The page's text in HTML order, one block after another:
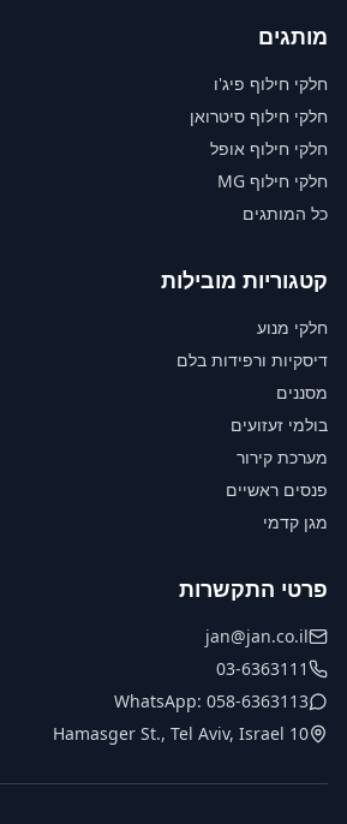
מותגים
חלקי חילוף פיג'ו
חלקי חילוף סיטרואן
חלקי חילוף אופל
חלקי חילוף MG
כל המותגים
קטגוריות מובילות
חלקי מנוע
דיסקיות ורפידות בלם
מסננים
בולמי זעזועים
מערכת קירור
פנסים ראשיים
מגן קדמי
פרטי התקשרות
jan@jan.co.il
03-6363111
WhatsApp: 058-6363113
10 Hamasger St., Tel Aviv, Israel